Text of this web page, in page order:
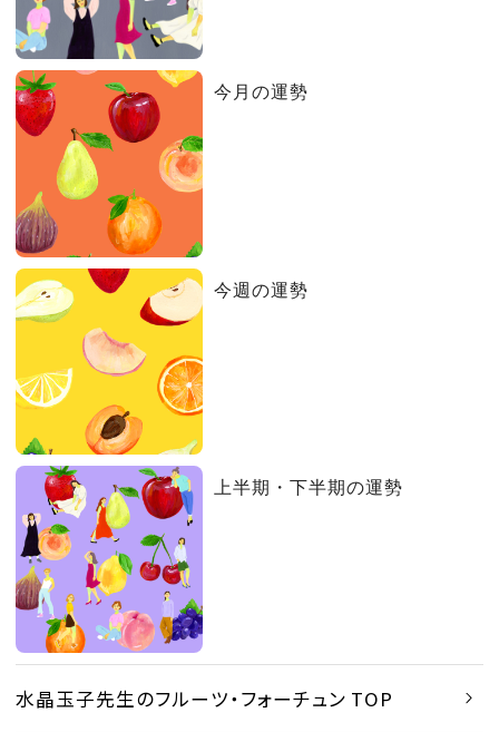
今月の運勢
今週の運勢
上半期・下半期の運勢
水晶玉子先生のフルーツ・フォーチュン TOP